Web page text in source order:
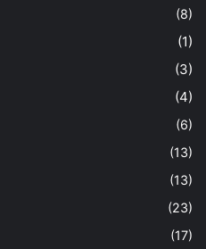
(8)
(1)
(3)
(4)
(6)
(13)
(13)
(23)
(17)